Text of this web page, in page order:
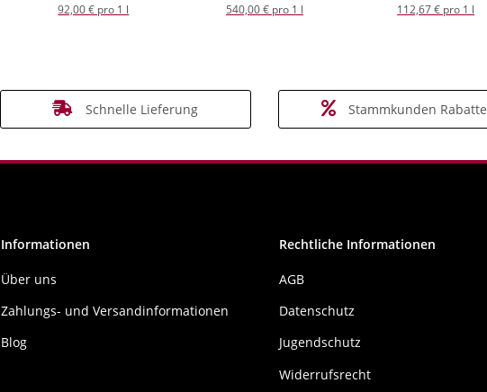
92,00 € pro 1 l 540,00 € pro 1 l 112,67 € pro 1 l
Schnelle Lieferung Stammkunden Rabatte
Informationen
Über uns
Zahlungs- und Versandinformationen
Blog
Rechtliche Informationen
AGB
Datenschutz
Jugendschutz
Widerrufsrecht